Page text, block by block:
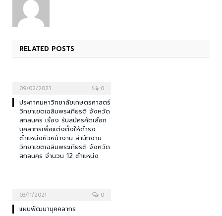
RELATED POSTS
09/02/2023 0
ประกาศมหาวิทยาลัยเกษตรศาสตร์
วิทยาเขตเฉลิมพระเกียรติ จังหวัด
สกลนคร เรื่อง รับสมัครคัดเลือก
บุคลากรเพื่อแต่งตั้งให้ดำรง
ตำแหน่งหัวหน้างาน สำนักงาน
วิทยาเขตเฉลิมพระเกียรติ จังหวัด
สกลนคร จำนวน 12 ตำแหน่ง
03/11/2021 0
แผนพัฒนาบุคคลากร